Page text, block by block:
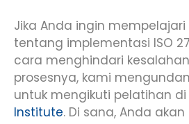
Jika Anda ingin
tentang implementasi ISO
cara menghindari
prosesnya, kami
untuk mengikuti pelatihan di
Institute. Di sana, Anda akan